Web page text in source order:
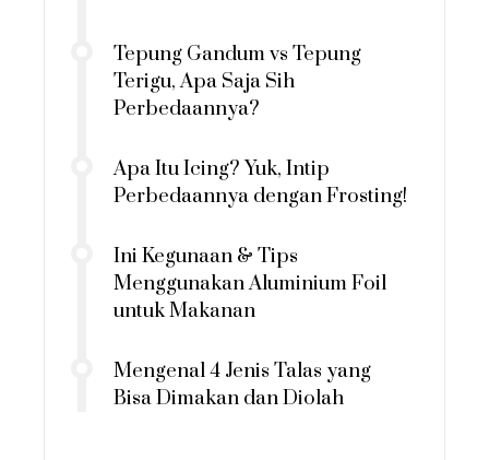
Tepung Gandum vs Tepung
Terigu, Apa Saja Sih
Perbedaannya?
Apa Itu Icing? Yuk, Intip
Perbedaannya dengan Frosting!
Ini Kegunaan & Tips
Menggunakan Aluminium Foil
untuk Makanan
Mengenal 4 Jenis Talas yang
Bisa Dimakan dan Diolah